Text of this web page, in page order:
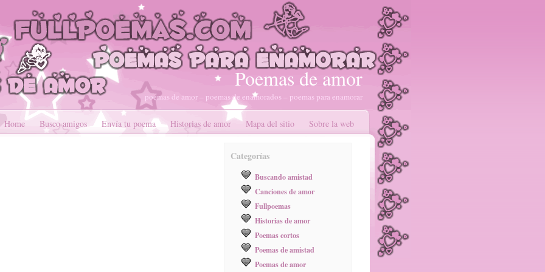
Poemas de amor
poemas de amor – poemas de enamorados – poemas para enamorar
Home Busco amigos Envía tu poema Historias de amor Mapa del sitio Sobre la web
Categorías
Buscando amistad
Canciones de amor
Fullpoemas
Historias de amor
Poemas cortos
Poemas de amistad
Poemas de amor